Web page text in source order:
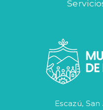
Escazú, San